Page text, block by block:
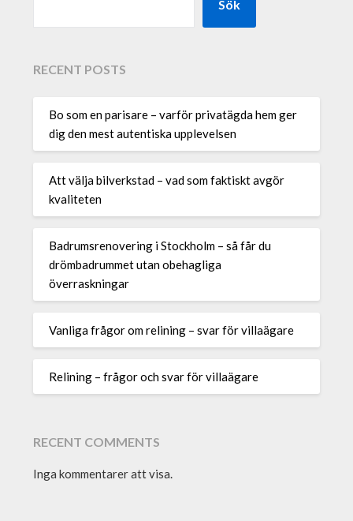
Sök
RECENT POSTS
Bo som en parisare – varför privatägda hem ger
dig den mest autentiska upplevelsen
Att välja bilverkstad – vad som faktiskt avgör
kvaliteten
Badrumsrenovering i Stockholm – så får du
drömbadrummet utan obehagliga
överraskningar
Vanliga frågor om relining – svar för villaägare
Relining – frågor och svar för villaägare
RECENT COMMENTS
Inga kommentarer att visa.